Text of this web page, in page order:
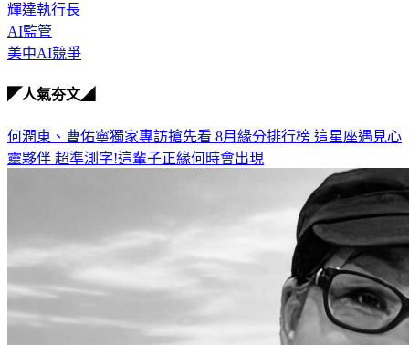
黃仁勳
輝達執行長
AI監管
何潤東、曹佑寧獨家專訪搶先看8月緣分排行榜 這星座遇見心